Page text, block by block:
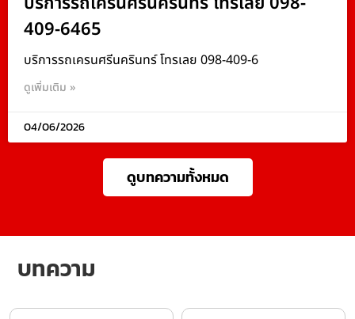
409-6465
บริการรถเครนศรีนครินทร์ โทรเลย 098-409-6
ดูเพิ่มเติม »
04/06/2026
ดูบทความทั้งหมด
บทความ